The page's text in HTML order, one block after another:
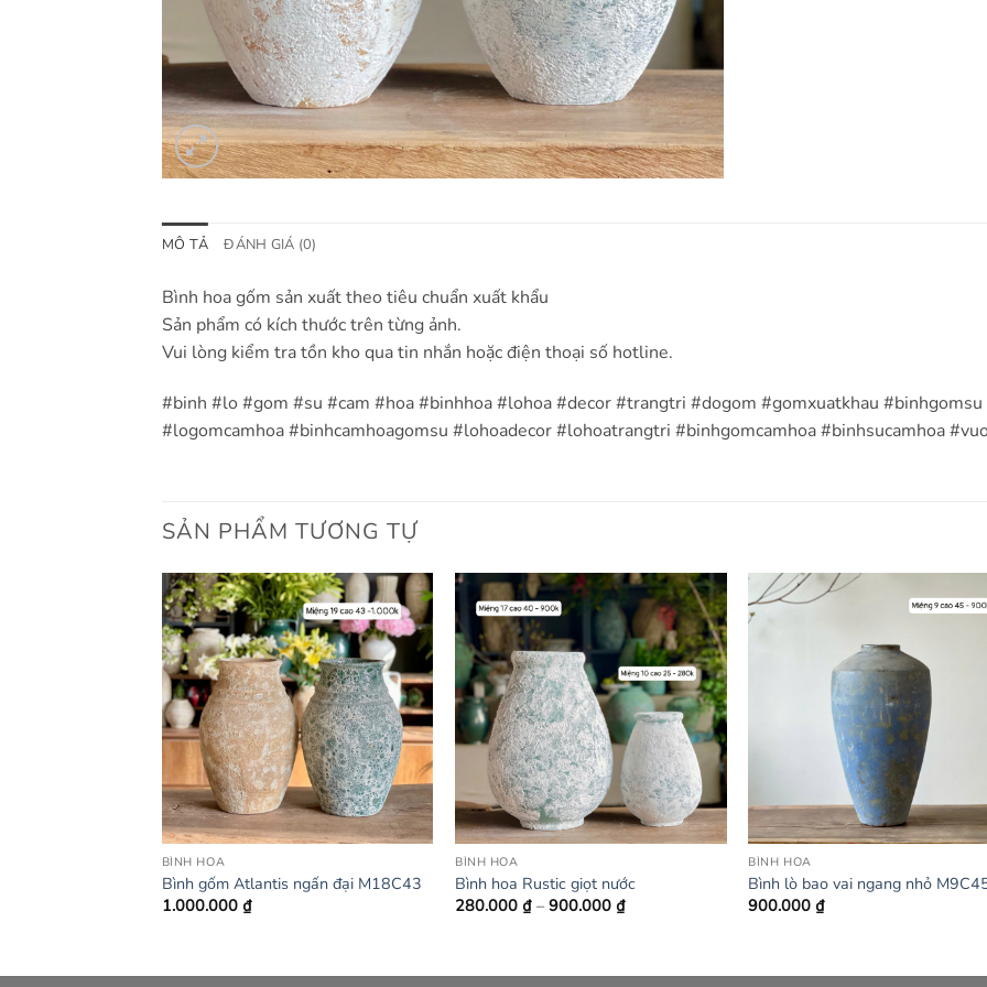
MÔ TẢ ĐÁNH GIÁ (0)
Bình hoa gốm sản xuất theo tiêu chuẩn xuất khẩu
Sản phẩm có kích thước trên từng ảnh.
Vui lòng kiểm tra tồn kho qua tin nhắn hoặc điện thoại số hotline.
#binh #lo #gom #su #cam #hoa #binhhoa #lohoa #decor #trangtri #dogom #gomxuatkhau
#logomcamhoa #binhcamhoagomsu #lohoadecor #lohoatrangtri #binhgomcamhoa #binhsucamhoa
SẢN PHẨM TƯƠNG TỰ
BÌNH HOA
Bình gốm Atlantis ngấn đại M18C43
1.000.000 ₫
BÌNH HOA
Bình hoa Rustic giọt nước
280.000 ₫ – 900.000 ₫Khoảng
900.000 ₫
BÌNH HOA
Bình lò bao vai ngang nhỏ
900.000 ₫